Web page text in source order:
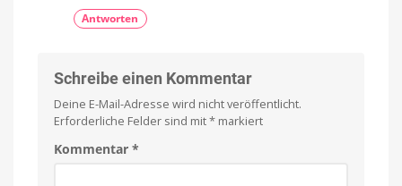
Antworten
Schreibe einen Kommentar
Deine E-Mail-Adresse wird nicht veröffentlicht.
Erforderliche Felder sind mit* markiert
Kommentar *